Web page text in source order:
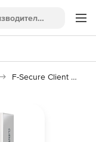
F-Secure Client Security